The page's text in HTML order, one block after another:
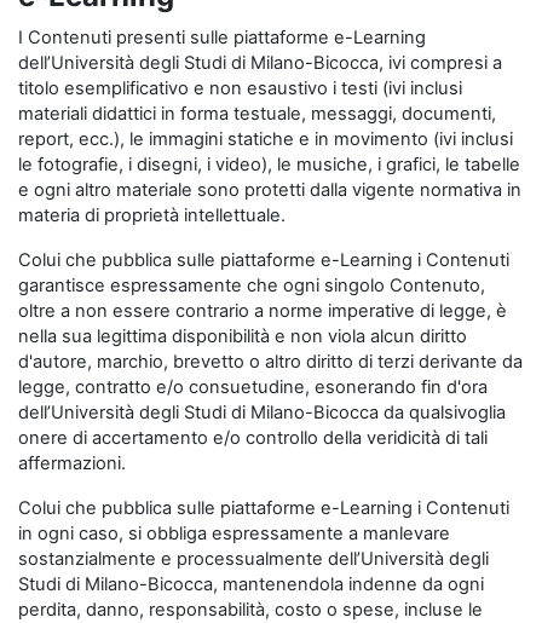
I Contenuti presenti sulle piattaforme e-Learning
dell’Università degli Studi di Milano-Bicocca, ivi compresi a
titolo esemplificativo e non esaustivo i testi (ivi inclusi
materiali didattici in forma testuale, messaggi, documenti,
report, ecc.), le immagini statiche e in movimento (ivi inclusi
le fotografie, i disegni, i video), le musiche, i grafici, le tabelle
e ogni altro materiale sono protetti dalla vigente normativa in
materia di proprietà intellettuale.
Colui che pubblica sulle piattaforme e-Learning i Contenuti
garantisce espressamente che ogni singolo Contenuto,
oltre a non essere contrario a norme imperative di legge, è
nella sua legittima disponibilità e non viola alcun diritto
d'autore, marchio, brevetto o altro diritto di terzi derivante da
legge, contratto e/o consuetudine, esonerando fin d'ora
dell’Università degli Studi di Milano-Bicocca da qualsivoglia
onere di accertamento e/o controllo della veridicità di tali
affermazioni.
Colui che pubblica sulle piattaforme e-Learning i Contenuti
in ogni caso, si obbliga espressamente a manlevare
sostanzialmente e processualmente dell’Università degli
Studi di Milano-Bicocca, mantenendola indenne da ogni
perdita, danno, responsabilità, costo o spese, incluse le